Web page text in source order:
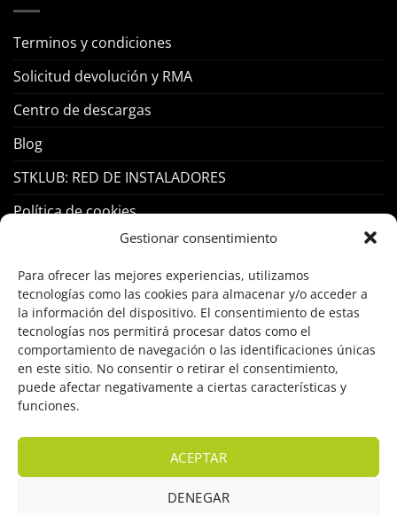
Gestionar consentimiento
Para ofrecer las mejores experiencias, utilizamos
tecnologías como las cookies para almacenar y/o acceder a
la información del dispositivo. El consentimiento de estas
tecnologías nos permitirá procesar datos como el
comportamiento de navegación o las identificaciones únicas
en este sitio. No consentir o retirar el consentimiento,
puede afectar negativamente a ciertas características y
funciones.
ACEPTAR
DENEGAR
Terminos y condiciones
Solicitud devolución y RMA
Centro de descargas
Blog
STKLUB: RED DE INSTALADORES
Política de cookies
Control Acceso
Hogar Inteligente
Incendio
Intrusión
Marcas
OFERTAS